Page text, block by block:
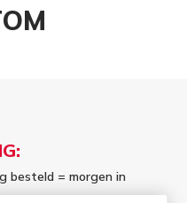
besteld = morgen in